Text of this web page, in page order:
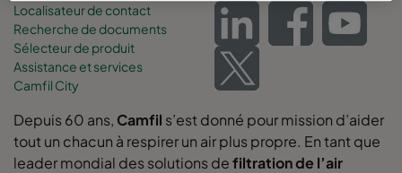
Localisateur de contact
Recherche de documents
Sélecteur de produit
Assistance et services
Camfil City
Depuis 60 ans, Camfil s’est donné pour mission d’aider
tout un chacun à respirer un air plus propre. En tant que
leader mondial des solutions defiltration de l’air